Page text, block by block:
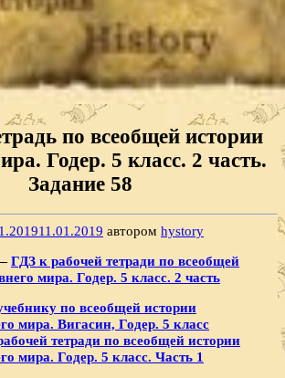
по всеобщей истории
Годер. 5 класс. 2 часть.
Задание 58
11.01.2019 автором hystory
ГДЗ к рабочей тетради по всеобщей
мира. Годер. 5 класс. 2 часть
по всеобщей истории
мира. Вигасин, Годер. 5 класс
тетради по всеобщей истории
мира. Годер. 5 класс. Часть 1